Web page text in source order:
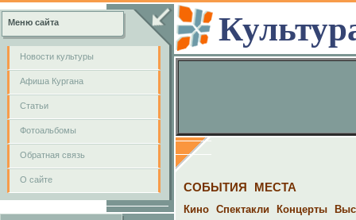
Меню сайта
Новости культуры
Афиша Кургана
Cтатьи
Фотоальбомы
Обратная связь
О сайте
СОБЫТИЯ МЕСТА
Кино Спектакли Концерты